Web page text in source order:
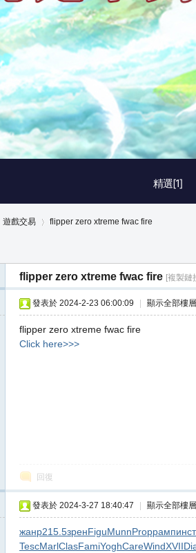
精選[1]
遊戲交易
›
flipper zero xtreme fwac fire
flipper zero xtreme fwac fire [複製鏈
發表於 2024-2-23 06:00:09 顯示全部樓層
flipper zero xtreme fwac fire
Click here>>>
回復
發表於 2024-3-27 18:40:47 顯示全部樓層
жанр215.5зренFiguMunnPropрампинст
TescMarlClasFamiYoghCareWindXVII